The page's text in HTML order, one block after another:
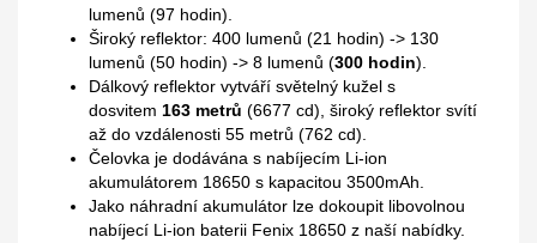
lumenů (97 hodin).
Široký reflektor: 400 lumenů (21 hodin) -> 130
lumenů (50 hodin) -> 8 lumenů (300 hodin).
Dálkový reflektor vytváří světelný kužel s
dosvitem 163 metrů (6677 cd), široký reflektor svítí
až do vzdálenosti 55 metrů (762 cd).
Čelovka je dodávána s nabíjecím Li-ion
akumulátorem 18650 s kapacitou 3500mAh.
Jako náhradní akumulátor lze dokoupit libovolnou
nabíjecí Li-ion baterii Fenix 18650 z naší nabídky.